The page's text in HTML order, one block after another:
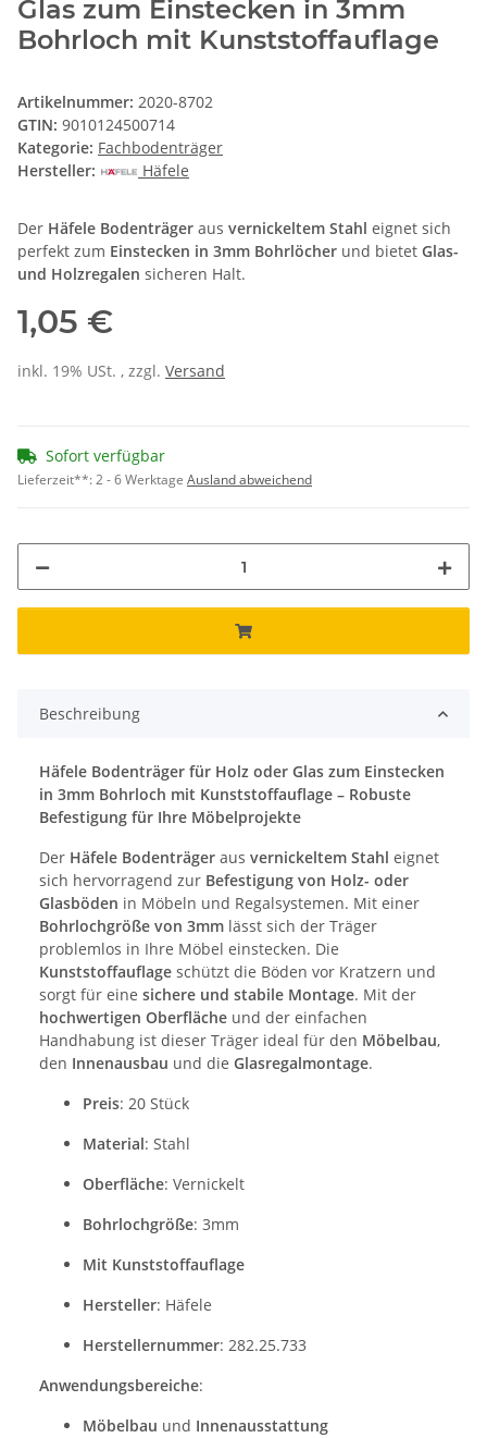
Glas zum Einstecken in 3mm
Bohrloch mit Kunststoffauflage
Artikelnummer: 2020-8702
GTIN: 9010124500714
Kategorie: Fachbodenträger
Hersteller:
Häfele
Der Häfele Bodenträger aus vernickeltem Stahl eignet sich
perfekt zum Einstecken in 3mm Bohrlöcher und bietet Glas-
und Holzregalen sicheren Halt.
1,05 €
inkl. 19% USt. , zzgl. Versand
Sofort verfügbar
Lieferzeit**:2 - 6 Werktage Ausland abweichend
Beschreibung
Häfele Bodenträger für Holz oder Glas zum Einstecken
in 3mm Bohrloch mit Kunststoffauflage – Robuste
Befestigung für Ihre Möbelprojekte
Der Häfele Bodenträger aus vernickeltem Stahl eignet
sich hervorragend zur Befestigung von Holz- oder
Glasböden in Möbeln und Regalsystemen. Mit einer
Bohrlochgröße von 3mm lässt sich der Träger
problemlos in Ihre Möbel einstecken. Die
Kunststoffauflage schützt die Böden vor Kratzern und
sorgt für eine sichere und stabile Montage. Mit der
hochwertigen Oberfläche und der einfachen
Handhabung ist dieser Träger ideal für den Möbelbau,
den Innenausbau und die Glasregalmontage.
Preis: 20 Stück
Material: Stahl
Oberfläche: Vernickelt
Bohrlochgröße: 3mm
Mit Kunststoffauflage
Hersteller: Häfele
Herstellernummer: 282.25.733
Anwendungsbereiche:
Möbelbau und Innenausstattung